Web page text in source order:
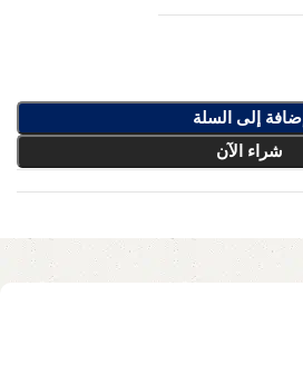
إضافة إلى السلة
شراء الآن